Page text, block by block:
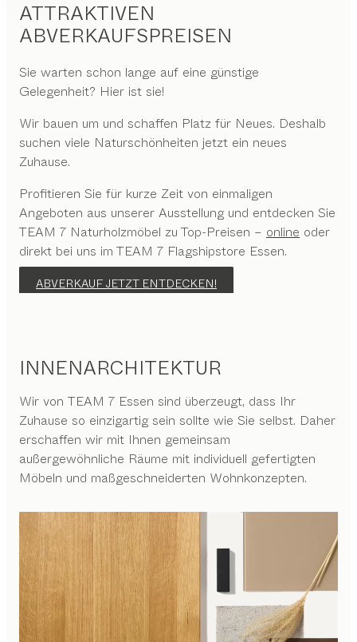
ATTRAKTIVEN
ABVERKAUFSPREISEN
Sie warten schon lange auf eine günstige
Gelegenheit? Hier ist sie!
Wir bauen um und schaffen Platz für Neues. Deshalb
suchen viele Naturschönheiten jetzt ein neues
Zuhause.
Profitieren Sie für kurze Zeit von einmaligen
Angeboten aus unserer Ausstellung und entdecken Sie
TEAM 7 Naturholzmöbel zu Top-Preisen – online oder
direkt bei uns im TEAM 7 Flagshipstore Essen.
ABVERKAUF JETZT ENTDECKEN!
INNENARCHITEKTUR
Wir von TEAM 7 Essen sind überzeugt, dass Ihr
Zuhause so einzigartig sein sollte wie Sie selbst. Daher
erschaffen wir mit Ihnen gemeinsam
außergewöhnliche Räume mit individuell gefertigten
Möbeln und maßgeschneiderten Wohnkonzepten.